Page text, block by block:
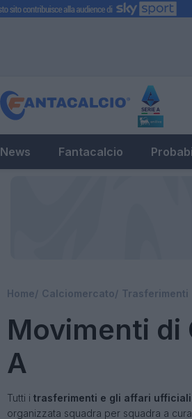
News Fantacalcio
Home Calciomercato Trasferimenti
Movimenti di
A
Tutti i trasferimenti e gli affari ufficiali
organizzata squadra per squadra a